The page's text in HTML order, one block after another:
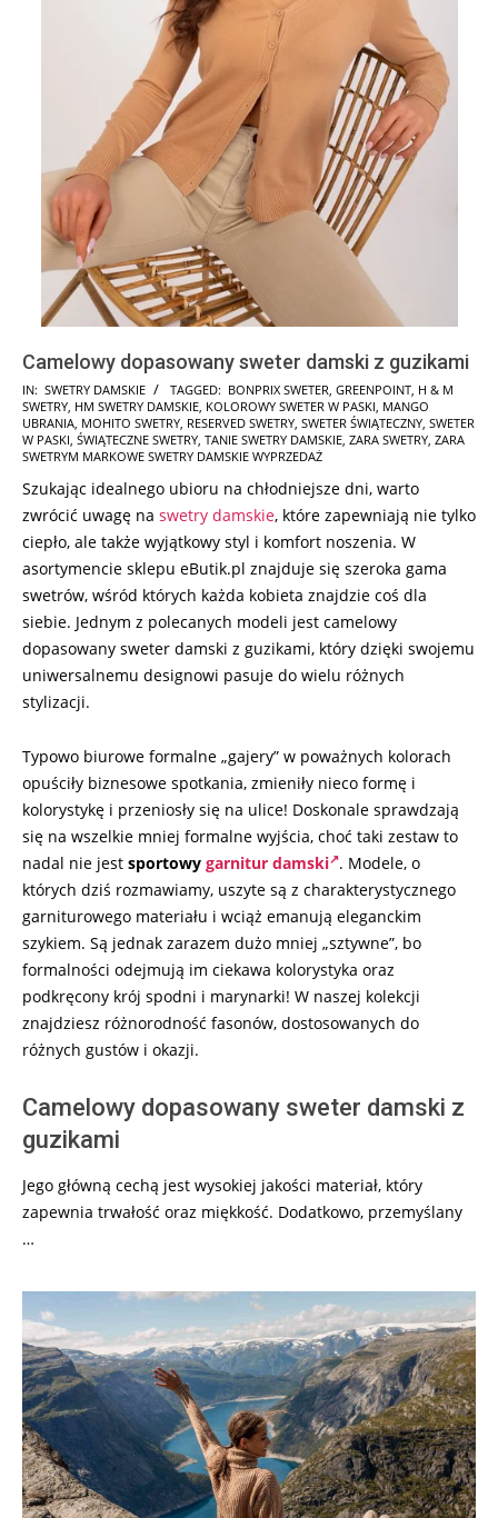
Camelowy dopasowany sweter damski z guzikami
2025-
07-
24
IN: SWETRY DAMSKIE TAGGED: BONPRIX SWETER GREENPOINT H & M
SWETRY HM SWETRY DAMSKIE KOLOROWY SWETER W PASKI MANGO
UBRANIA MOHITO SWETRY RESERVED SWETRY SWETER ŚWIĄTECZNY SWETER
W PASKI ŚWIĄTECZNE SWETRY TANIE SWETRY DAMSKIE ZARA SWETRY ZARA
SWETRYM MARKOWE SWETRY DAMSKIE WYPRZEDAŻ
Szukając idealnego ubioru na chłodniejsze dni, warto
zwrócić uwagę na swetry damskie, które zapewniają nie tylko
ciepło, ale także wyjątkowy styl i komfort noszenia. W
asortymencie sklepu eButik.pl znajduje się szeroka gama
swetrów, wśród których każda kobieta znajdzie coś dla
siebie. Jednym z polecanych modeli jest camelowy
dopasowany sweter damski z guzikami, który dzięki swojemu
uniwersalnemu designowi pasuje do wielu różnych
stylizacji.
Typowo biurowe formalne „gajery” w poważnych kolorach
opuściły biznesowe spotkania, zmieniły nieco formę i
kolorystykę i przeniosły się na ulice! Doskonale sprawdzają
się na wszelkie mniej formalne wyjścia, choć taki zestaw to
nadal nie jest sportowy garnitur damski . Modele, o
których dziś rozmawiamy, uszyte są z charakterystycznego
garniturowego materiału i wciąż emanują eleganckim
szykiem. Są jednak zarazem dużo mniej „sztywne”, bo
formalności odejmują im ciekawa kolorystyka oraz
podkręcony krój spodni i marynarki! W naszej kolekcji
znajdziesz różnorodność fasonów, dostosowanych do
różnych gustów i okazji.
Camelowy dopasowany sweter damski z
guzikami
Jego główną cechą jest wysokiej jakości materiał, który
zapewnia trwałość oraz miękkość. Dodatkowo, przemyślany
…